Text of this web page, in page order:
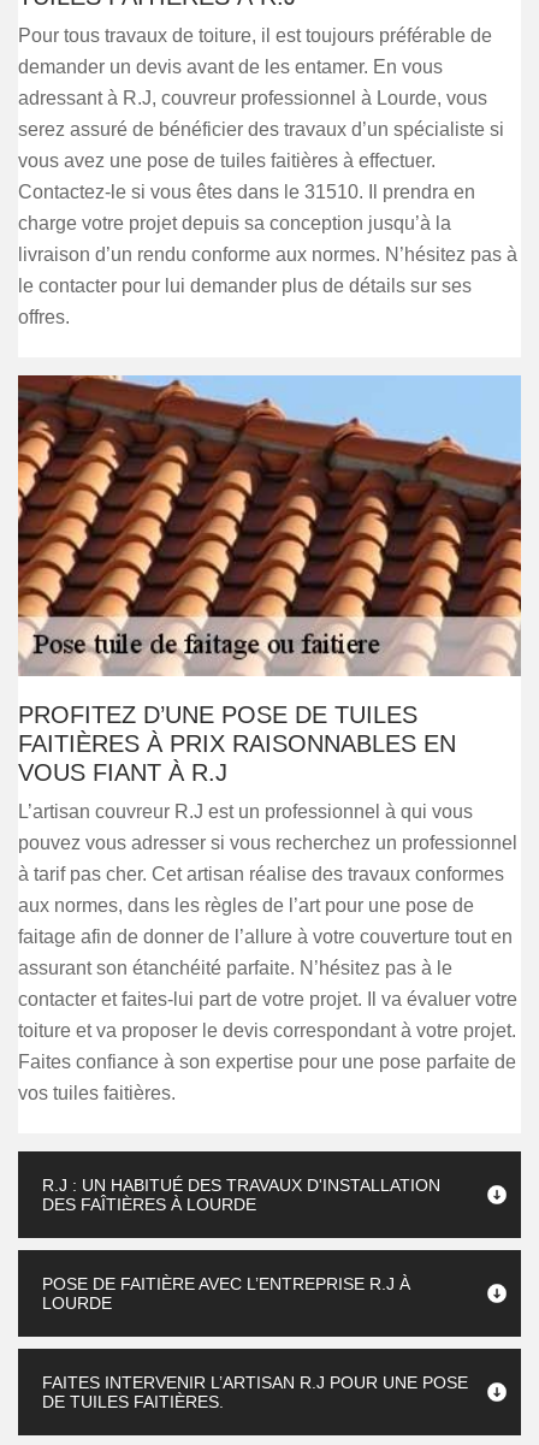
Pour tous travaux de toiture, il est toujours préférable de
demander un devis avant de les entamer. En vous
adressant à R.J, couvreur professionnel à Lourde, vous
serez assuré de bénéficier des travaux d’un spécialiste si
vous avez une pose de tuiles faitières à effectuer.
Contactez-le si vous êtes dans le 31510. Il prendra en
charge votre projet depuis sa conception jusqu’à la
livraison d’un rendu conforme aux normes. N’hésitez pas à
le contacter pour lui demander plus de détails sur ses
offres.
PROFITEZ D’UNE POSE DE TUILES
FAITIÈRES À PRIX RAISONNABLES EN
VOUS FIANT À R.J
L’artisan couvreur R.J est un professionnel à qui vous
pouvez vous adresser si vous recherchez un professionnel
à tarif pas cher. Cet artisan réalise des travaux conformes
aux normes, dans les règles de l’art pour une pose de
faitage afin de donner de l’allure à votre couverture tout en
assurant son étanchéité parfaite. N’hésitez pas à le
contacter et faites-lui part de votre projet. Il va évaluer votre
toiture et va proposer le devis correspondant à votre projet.
Faites confiance à son expertise pour une pose parfaite de
vos tuiles faitières.
R.J : UN HABITUÉ DES TRAVAUX D'INSTALLATION
DES FAÎTIÈRES À LOURDE
POSE DE FAITIÈRE AVEC L’ENTREPRISE R.J À
LOURDE
FAITES INTERVENIR L’ARTISAN R.J POUR UNE POSE
DE TUILES FAITIÈRES.